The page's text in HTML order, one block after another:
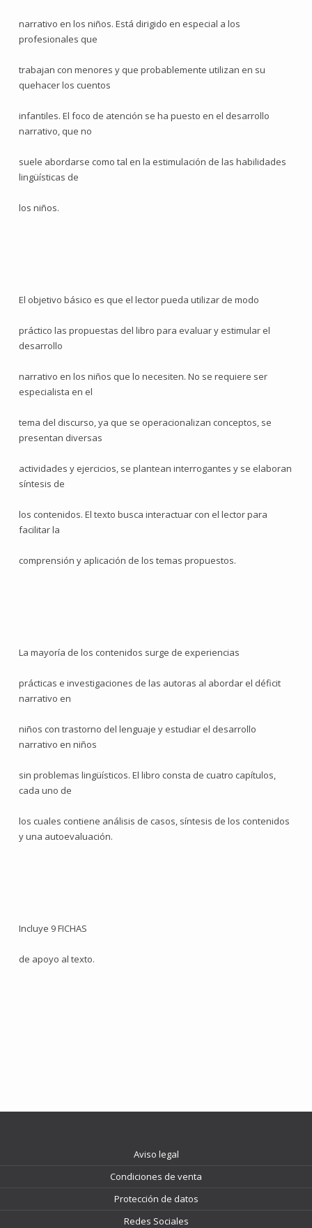
narrativo en los niños. Está dirigido en especial a los
profesionales que
trabajan con menores y que probablemente utilizan en su
quehacer los cuentos
infantiles. El foco de atención se ha puesto en el desarrollo
narrativo, que no
suele abordarse como tal en la estimulación de las habilidades
lingüísticas de
los niños.
El objetivo básico es que el lector pueda utilizar de modo
práctico las propuestas del libro para evaluar y estimular el
desarrollo
narrativo en los niños que lo necesiten. No se requiere ser
especialista en el
tema del discurso, ya que se operacionalizan conceptos, se
presentan diversas
actividades y ejercicios, se plantean interrogantes y se elaboran
síntesis de
los contenidos. El texto busca interactuar con el lector para
facilitar la
comprensión y aplicación de los temas propuestos.
La mayoría de los contenidos surge de experiencias
prácticas e investigaciones de las autoras al abordar el déficit
narrativo en
niños con trastorno del lenguaje y estudiar el desarrollo
narrativo en niños
sin problemas lingüísticos. El libro consta de cuatro capítulos,
cada uno de
los cuales contiene análisis de casos, síntesis de los contenidos
y una autoevaluación.
Incluye 9 FICHAS
de apoyo al texto.
Aviso legal
Condiciones de venta
Protección de datos
Redes Sociales